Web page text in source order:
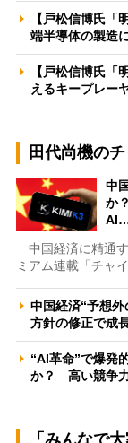
【戸松信博氏「
端半導体の製造
【戸松信博氏「
えるキープレ
田代尚機の
中
か
中国経済に精通
ミアム連載「チャ
中国経済“予想
方針の修正で成
“AI革命”で爆発
か？ 高い競争
「みんなで